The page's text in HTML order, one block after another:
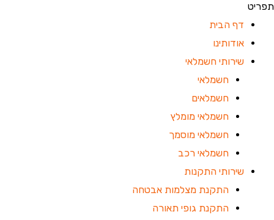
תפריט
דף הבית
אודותינו
שירותי חשמלאי
חשמלאי
חשמלאים
חשמלאי מומלץ
חשמלאי מוסמך
חשמלאי רכב
שירותי התקנות
התקנת מצלמות אבטחה
התקנת גופי תאורה